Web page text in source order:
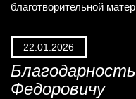
благотворительной
22.01.2026
Федоровичу